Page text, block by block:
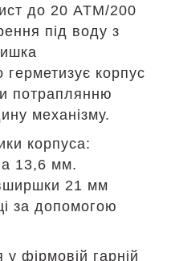
до 20 АТМ/200
під воду з
герметизує корпус
потраплянню
механізму.
корпуса:
13,6 мм.
21 мм
за допомогою
фірмовій гарній